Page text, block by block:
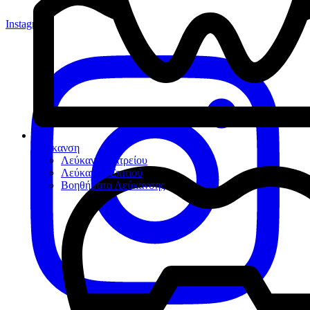
Λεύκανση
Λεύκανση Ιατρείου
Λεύκανση Σπιτιού
Βοηθήματα Λεύκανσης
Instagram